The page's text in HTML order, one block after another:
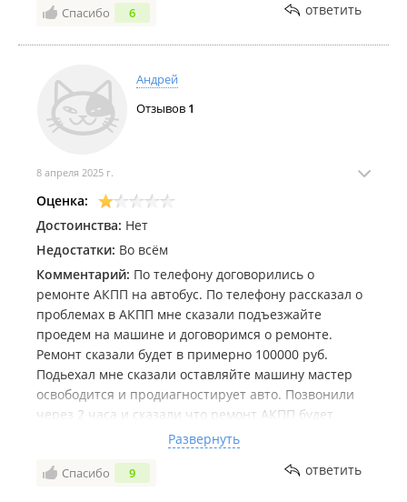
Спасибо 6 ответить
Андрей
Отзывов 1
8 апреля 2025 г.
Оценка:
Достоинства: Нет
Недостатки: Во всём
Комментарий: По телефону договорились о
ремонте АКПП на автобус. По телефону рассказал о
проблемах в АКПП мне сказали подъезжайте
проедем на машине и договоримся о ремонте.
Ремонт сказали будет в примерно 100000 руб.
Подьехал мне сказали оставляйте машину мастер
освободится и продиагностирует авто. Позвонили
через 2 часа и сказали что ремонт АКПП будет
примерно 300000 руб. Я сказал что за ремонт не
готов платить такие деньги а лучше поищу
контрактный АКПП. Отдавая машину мне вежливо
Развернуть
Спасибо 9 ответить